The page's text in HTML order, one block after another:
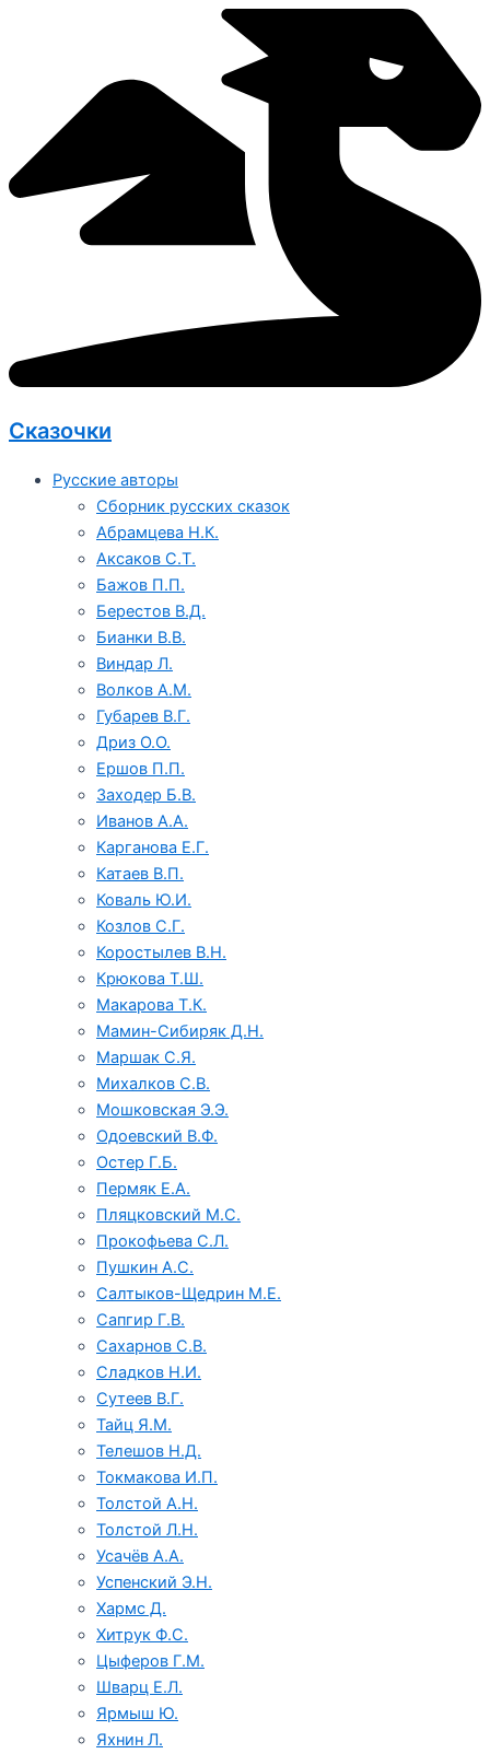
Сказочки
Русские авторы
Сборник русских сказок
Абрамцева Н.К.
Аксаков С.Т.
Бажов П.П.
Берестов В.Д.
Бианки В.В.
Виндар Л.
Волков А.М.
Губарев В.Г.
Дриз О.О.
Ершов П.П.
Заходер Б.В.
Иванов А.А.
Карганова Е.Г.
Катаев В.П.
Коваль Ю.И.
Козлов С.Г.
Коростылев В.Н.
Крюкова Т.Ш.
Макарова Т.К.
Мамин-Сибиряк Д.Н.
Маршак С.Я.
Михалков С.В.
Мошковская Э.Э.
Одоевский В.Ф.
Остер Г.Б.
Пермяк Е.А.
Пляцковский М.С.
Прокофьева С.Л.
Пушкин А.С.
Салтыков-Щедрин М.Е.
Сапгир Г.В.
Сахарнов С.В.
Сладков Н.И.
Сутеев В.Г.
Тайц Я.М.
Телешов Н.Д.
Токмакова И.П.
Толстой А.Н.
Толстой Л.Н.
Усачёв А.А.
Успенский Э.Н.
Хармс Д.
Хитрук Ф.С.
Цыферов Г.М.
Шварц Е.Л.
Ярмыш Ю.
Яхнин Л.